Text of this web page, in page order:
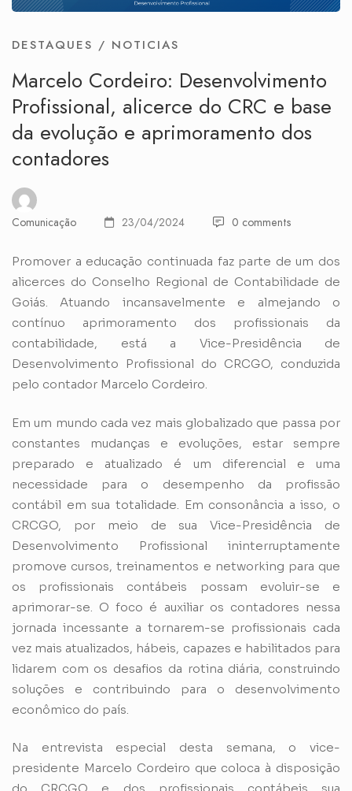
DESTAQUES / NOTICIAS
Marcelo Cordeiro: Desenvolvimento
Profissional, alicerce do CRC e base
da evolução e aprimoramento dos
contadores
Comunicação 23/04/2024 0 comments
Promover a educação continuada faz parte de um dos
alicerces do Conselho Regional de Contabilidade de
Goiás. Atuando incansavelmente e almejando o
contínuo aprimoramento dos profissionais da
contabilidade, está a Vice-Presidência de
Desenvolvimento Profissional do CRCGO, conduzida
pelo contador Marcelo Cordeiro.
Em um mundo cada vez mais globalizado que passa por
constantes mudanças e evoluções, estar sempre
preparado e atualizado é um diferencial e uma
necessidade para o desempenho da profissão
contábil em sua totalidade. Em consonância a isso, o
CRCGO, por meio de sua Vice-Presidência de
Desenvolvimento Profissional ininterruptamente
promove cursos, treinamentos e networking para que
os profissionais contábeis possam evoluir-se e
aprimorar-se. O foco é auxiliar os contadores nessa
jornada incessante a tornarem-se profissionais cada
vez mais atualizados, hábeis, capazes e habilitados para
lidarem com os desafios da rotina diária, construindo
soluções e contribuindo para o desenvolvimento
econômico do país.
Na entrevista especial desta semana, o vice-
presidente Marcelo Cordeiro que coloca à disposição